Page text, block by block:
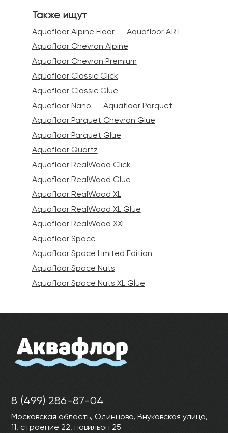
Также ищут
Aquafloor Alpine Floor
Aquafloor ART
Aquafloor Chevron Alpine
Aquafloor Chevron Premium
Aquafloor Classic Click
Aquafloor Classic Glue
Aquafloor Nano
Aquafloor Parquet
Aquafloor Parquet Chevron Glue
Aquafloor Parquet Glue
Aquafloor Quartz
Aquafloor RealWood Click
Aquafloor RealWood Glue
Aquafloor RealWood XL
Aquafloor RealWood XL Glue
Aquafloor RealWood XXL
Aquafloor Space
Aquafloor Space Limited Edition
Aquafloor Space Nuts
Aquafloor Space Nuts XL Glue
8 (499) 286-87-04
Московская область, Одинцово, Внуковская улица,
11, строение 22, павильон 25